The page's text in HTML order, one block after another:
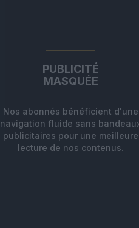
PUBLICITÉ
MASQUÉE
Nos abonnés bénéficient d'une
navigation fluide sans
publicitaires pour une meilleure
lecture de nos contenus.